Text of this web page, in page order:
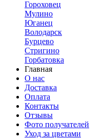
Гороховец
Мулино
Юганец
Володарск
Бурцево
Стригино
Горбатовка
Главная
О нас
Доставка
Оплата
Контакты
Отзывы
Фото получателей
Уход за цветами